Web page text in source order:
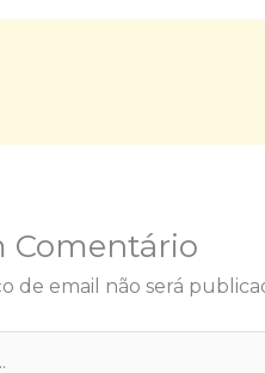
Comentário
de email não será